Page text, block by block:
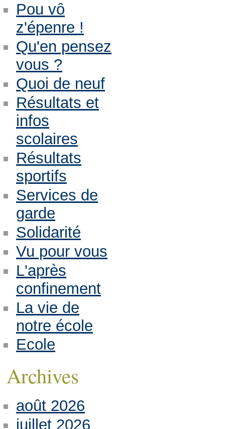
Pou vô
z'épenre !
Qu'en pensez
vous ?
Quoi de neuf
Résultats et
infos
scolaires
Résultats
sportifs
Services de
garde
Solidarité
Vu pour vous
L'après
confinement
La vie de
notre école
Ecole
Archives
août 2026
juillet 2026